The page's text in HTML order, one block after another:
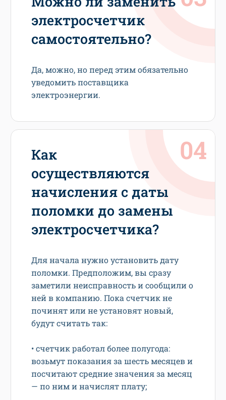
электросчетчик
самостоятельно?
Да, можно, но перед этим обязательно
уведомить поставщика
электроэнергии.
Как
осуществляются
начисления с даты
поломки до замены
электросчетчика?
Для начала нужно установить дату
поломки. Предположим, вы сразу
заметили неисправность и сообщили о
ней в компанию. Пока счетчик не
починят или не установят новый,
будут считать так:
• счетчик работал более полугода:
возьмут показания за шесть месяцев и
посчитают средние значения за месяц
— по ним и начислят плату;